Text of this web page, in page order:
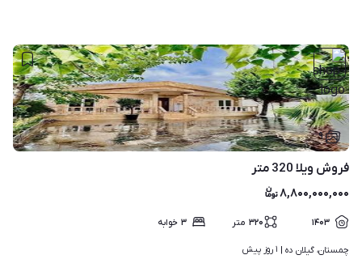
۹
فروش ویلا 320 متر
۸,۸۰۰,۰۰۰,۰۰۰
۱۴۰۳ ۳۲۰ متر ۳ خوابه
چمستان، گیلان ده | ۱ روز پیش